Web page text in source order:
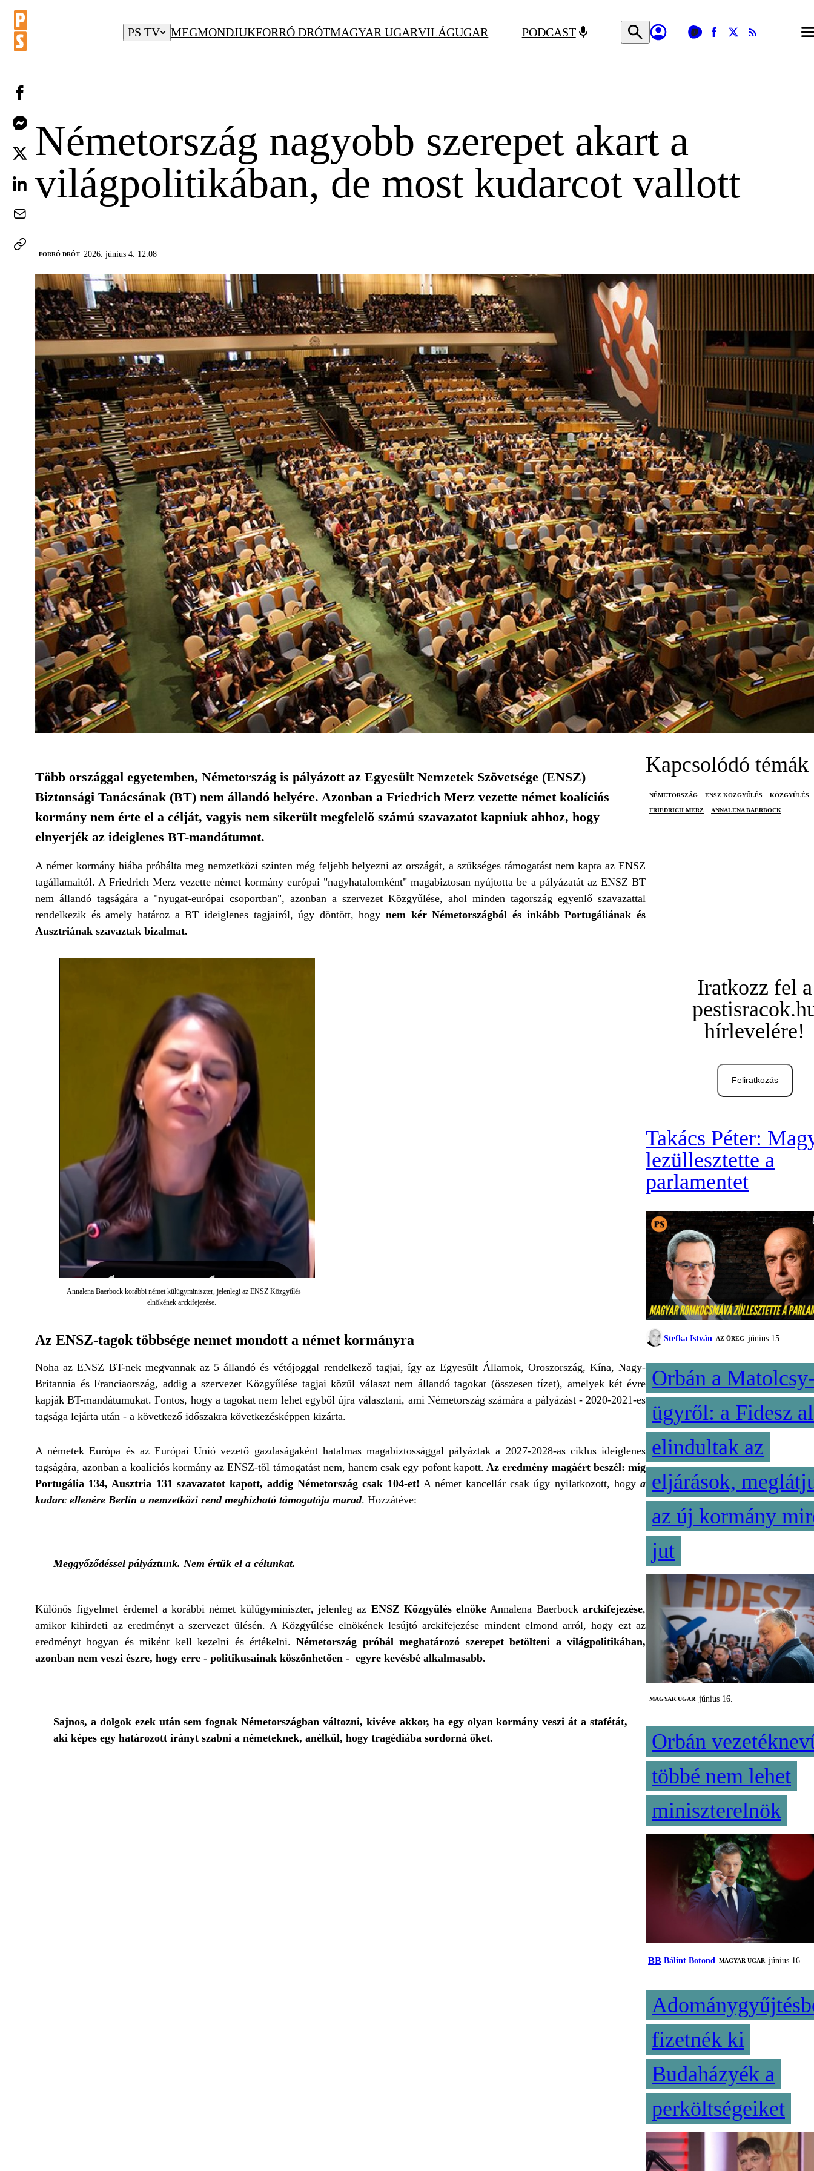
PS TV MEGMONDJUKFORRÓ DRÓTMAGYAR UGARVILÁGUGAR PODCAST
Németország nagyobb szerepet akart a
világpolitikában, de most kudarcot vallott
FORRÓ DRÓT 2026. június 4. 12:08
Több országgal egyetemben, Németország is pályázott az Egyesült Nemzetek Szövetsége (ENSZ)
Biztonsági Tanácsának (BT) nem állandó helyére. Azonban a Friedrich Merz vezette német koalíciós
kormány nem érte el a célját, vagyis nem sikerült megfelelő számú szavazatot kapniuk ahhoz, hogy
elnyerjék az ideiglenes BT-mandátumot.
A német kormány hiába próbálta meg nemzetközi szinten még feljebb helyezni az országát, a szükséges támogatást nem kapta az ENSZ
tagállamaitól. A Friedrich Merz vezette német kormány európai "nagyhatalomként" magabiztosan nyújtotta be a pályázatát az ENSZ BT
nem állandó tagságára a "nyugat-európai csoportban", azonban a szervezet Közgyűlése, ahol minden tagország egyenlő szavazattal
rendelkezik és amely határoz a BT ideiglenes tagjairól, úgy döntött, hogynem kér Németországból és inkább Portugáliának és
Ausztriának szavaztak bizalmat.
Annalena Baerbock korábbi német külügyminiszter, jelenlegi az ENSZ Közgyűlés
elnökének arckifejezése.
Az ENSZ-tagok többsége nemet mondott a német kormányra
Noha az ENSZ BT-nek megvannak az 5 állandó és vétójoggal rendelkező tagjai, így az Egyesült Államok, Oroszország, Kína, Nagy-
Britannia és Franciaország, addig a szervezet Közgyűlése tagjai közül választ nem állandó tagokat (összesen tízet), amelyek két évre
kapják BT-mandátumukat. Fontos, hogy a tagokat nem lehet egyből újra választani, ami Németország számára a pályázást - 2020-2021-es
tagsága lejárta után - a következő időszakra következésképpen kizárta.
A németek Európa és az Európai Unió vezető gazdaságaként hatalmas magabiztossággal pályáztak a 2027-2028-as ciklus ideiglenes
tagságára, azonban a koalíciós kormány az ENSZ-től támogatást nem, hanem csak egy pofont kapott. Az eredmény magáért beszél: míg
Portugália 134, Ausztria 131 szavazatot kapott, addig Németország csak 104-et! A német kancellár csak úgy nyilatkozott, hogya
kudarc ellenére Berlin a nemzetközi rend megbízható támogatója marad. Hozzátéve:
Meggyőződéssel pályáztunk. Nem értük el a célunkat.
Különös figyelmet érdemel a korábbi német külügyminiszter, jelenleg az ENSZ Közgyűlés elnöke Annalena Baerbockarckifejezése,
amikor kihirdeti az eredményt a szervezet ülésén. A Közgyűlése elnökének lesújtó arckifejezése mindent elmond arról, hogy ezt az
eredményt hogyan és miként kell kezelni és értékelni.Németország próbál meghatározó szerepet betölteni a világpolitikában,
azonban nem veszi észre, hogy erre - politikusainak köszönhetően - egyre kevésbé alkalmasabb.
Sajnos, a dolgok ezek után sem fognak Németországban változni, kivéve akkor, ha egy olyan kormány veszi át a stafétát,
aki képes egy határozott irányt szabni a németeknek, anélkül, hogy tragédiába sordorná őket.
Kapcsolódó témák
NÉMETORSZÁG ENSZ KÖZGYŰLÉS KÖZGYŰLÉS
FRIEDRICH MERZ ANNALENA BAERBOCK
Iratkozz fel a
hírlevelére!
Feliratkozás
Takács Péter:
lezüllesztette a
parlamentet
Stefka István AZ ÖREG június 15.
Orbán a
ügyről: a Fidesz
elindultak az
eljárások,
az új kormány
jut
MAGYAR UGAR június 16.
Orbán
többé nem lehet
miniszterelnök
BB Bálint Botond MAGYAR UGAR június 16.
fizetnék ki
Budaházyék a
perköltségeiket